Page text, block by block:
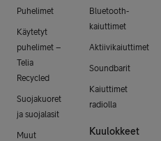
Puhelimet
Käytetyt
puhelimet –
Telia
Recycled
Suojakuoret
ja suojalasit
Muut
Bluetooth-
kaiuttimet
Aktiivikaiuttimet
Soundbarit
Kaiuttimet
radiolla
Kuulokkeet